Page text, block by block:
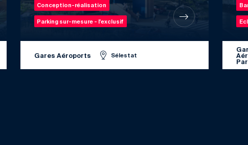
Conception-réalisation
Parking sur-mesure - l'exclusif
Gares Aéroports Sélestat